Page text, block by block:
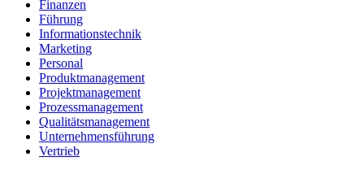
Finanzen
Führung
Informationstechnik
Marketing
Personal
Produktmanagement
Projektmanagement
Prozessmanagement
Qualitätsmanagement
Unternehmensführung
Vertrieb